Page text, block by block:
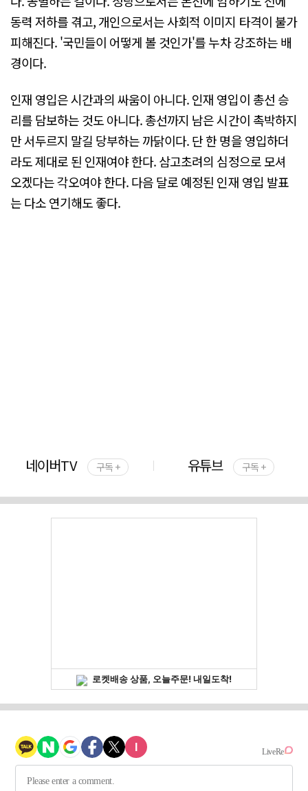
동력 저하를 겪고, 개인으로서는 사회적 이미지 타격이 불가
피해진다. '국민들이 어떻게 볼 것인가'를 누차 강조하는 배
경이다.
인재 영입은 시간과의 싸움이 아니다. 인재 영입이 총선 승
리를 담보하는 것도 아니다. 총선까지 남은 시간이 촉박하지
만 서두르지 말길 당부하는 까닭이다. 단 한 명을 영입하더
라도 제대로 된 인재여야 한다. 삼고초려의 심정으로 모셔
오겠다는 각오여야 한다. 다음 달로 예정된 인재 영입 발표
는 다소 연기해도 좋다.
네이버TV 구독 + 유튜브 구독 +